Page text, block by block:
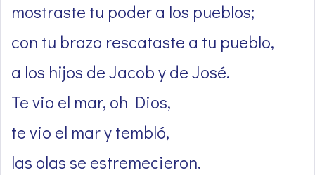
mostraste tu poder a los pueblos;
con tu brazo rescataste a tu pueblo,
a los hijos de Jacob y de José.
Te vio el mar, oh Dios,
te vio el mar y tembló,
las olas se estremecieron.